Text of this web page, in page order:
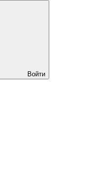
Войти